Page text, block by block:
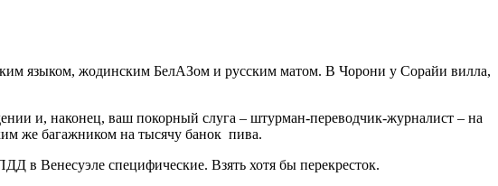
языком, жодинским БелАЗом и русским матом. В Чорони у Сорайи вилла,
и, наконец, ваш покорный слуга – штурман-переводчик-журналист – на
же багажником на тысячу банок пива.
в Венесуэле специфические. Взять хотя бы перекресток.